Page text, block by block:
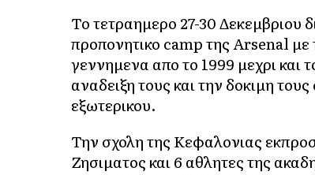
Το τετραημερο 27-30 Δεκεμβριου
προπονητικο camp της Arsenal
γεννημενα απο το 1999 μεχρι και
αναδειξη τους και την δοκιμη
εξωτερικου.
Την σχολη της Κεφαλονιας
Ζησιματος και 6 αθλητες της